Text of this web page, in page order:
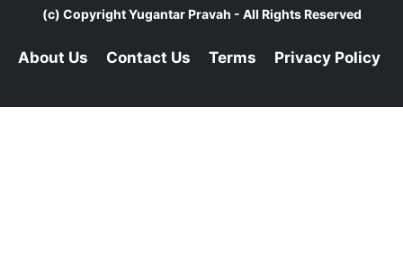
(c) CopyrightYugantar Pravah - All Rights Reserved
About Us Contact Us Terms Privacy Policy